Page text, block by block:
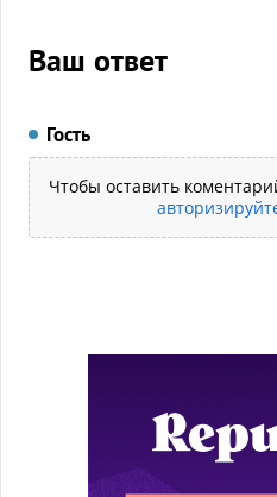
Ваш ответ
Гость
Чтобы оставить